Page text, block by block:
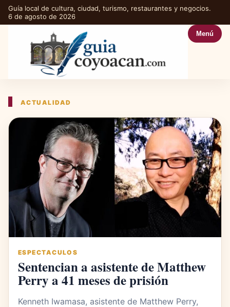
Guía local de cultura, ciudad, turismo, restaurantes y negocios.
6 de agosto de 2026
Menú
ACTUALIDAD
ESPECTACULOS
Sentencian a asistente de Matthew
Perry a 41 meses de prisión
Kenneth Iwamasa, asistente de Matthew Perry,